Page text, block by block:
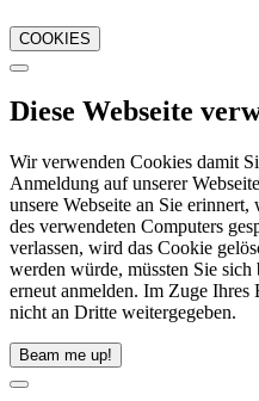
COOKIES
Diese Webseite
Wir verwenden Cookies damit
Anmeldung auf unserer
unsere Webseite an Sie
des verwendeten Computers
verlassen, wird das Cookie
werden würde, müssten Sie
erneut anmelden. Im Zuge Ihres
nicht an Dritte weitergegeben.
Beam me up!